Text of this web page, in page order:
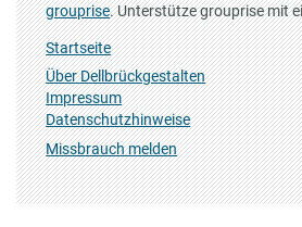
grouprise. Unterstütze grouprise mit
Startseite
Über Dellbrückgestalten
Impressum
Datenschutzhinweise
Missbrauch melden